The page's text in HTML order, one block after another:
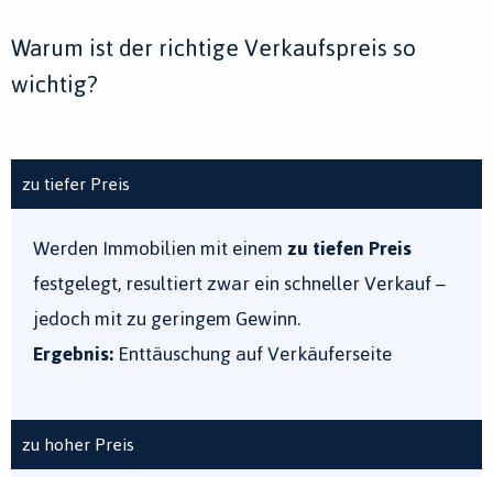
Warum ist der richtige Verkaufspreis so
wichtig?
zu tiefer Preis
Werden Immobilien mit einemzu tiefen Preis
festgelegt, resultiert zwar ein schneller Verkauf –
jedoch mit zu geringem Gewinn.
Ergebnis:Enttäuschung auf Verkäuferseite
zu hoher Preis